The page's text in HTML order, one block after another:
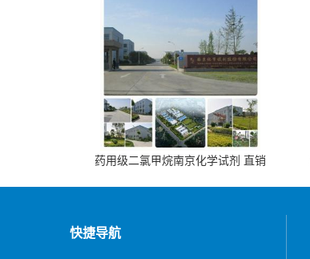
药用级二氯甲烷南京化学试剂 直销
快捷导航